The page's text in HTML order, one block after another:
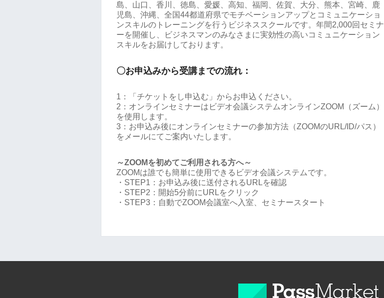
島、山口、香川、徳島、愛媛、高知、福岡、佐賀、大分、熊本、宮崎、鹿
児島、沖縄、全国44都道府県でモチベーションアップとコミュニケーショ
ンスキルのトレーニングを行うビジネススクールです。年間2,000回セミナ
ーを開催し、ビジネスマンのみなさまに実効性の高いコミュニケーション
スキルをお届けしております。
〇お申込みから受講までの流れ：
1：「チケットをし申込む」からお申込ください。
2：オンラインセミナーはビデオ会議システムオンラインZOOM（ズーム）
を使用します。
3：お申込み後にオンラインセミナーの参加方法（ZOOMのURL/ID/パス）
をメールにてご案内いたします。
～ZOOMを初めてご利用される方へ～
ZOOMは誰でも簡単に使用できるビデオ会議システムです。
・STEP1：お申込み後に送付されるURLを確認
・STEP2：開始5分前にURLをクリック
・STEP3：自動でZOOM会議室へ入室、セミナースタート